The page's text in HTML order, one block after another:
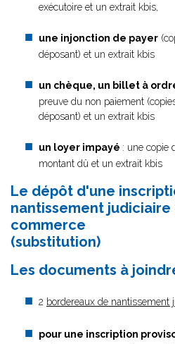
exécutoire et un extrait kbis,
une injonction de payer
déposant) et un extrait kbis
un chèque, un billet à
preuve du non paiement
déposant) et un extrait kbis
un loyer impayé : une copie
montant dû et un extrait kbis
Le dépôt d'une
nantissement
commerce
(substitution)
Les documents à
2 bordereaux de nantissement
pour une inscription